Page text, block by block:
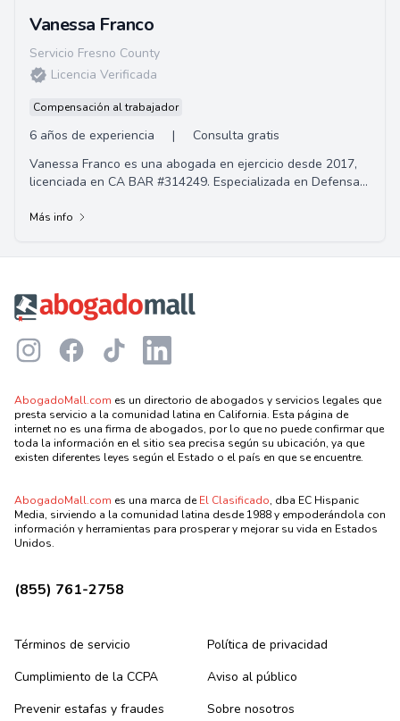
Vanessa Franco
Servicio Fresno County
Licencia Verificada
Compensación al trabajador
6 años de experiencia |
Consulta gratis
Vanessa Franco es una abogada en ejercicio desde 2017,
licenciada en CA BAR #314249. Especializada en Defensa
Más info
InstagramFacebookTikTok LinkedIn
AbogadoMall.com es un directorio de abogados y servicios legales que
presta servicio a la comunidad latina en California. Esta página de
internet no es una firma de abogados, por lo que no puede confirmar que
toda la información en el sitio sea precisa según su ubicación, ya que
existen diferentes leyes según el Estado o el país en que se encuentre.
AbogadoMall.com es una marca deEl Clasificado, dba EC Hispanic
Media, sirviendo a la comunidad latina desde 1988 y empoderándola con
información y herramientas para prosperar y mejorar su vida en Estados
Unidos.
(855) 761-2758
Términos de servicio
Política de privacidad
Cumplimiento de la CCPA
Aviso al público
Prevenir estafas y fraudes
Sobre nosotros